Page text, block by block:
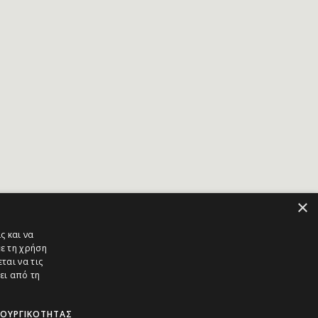
×
και να
τη χρήση
να τις
από τη